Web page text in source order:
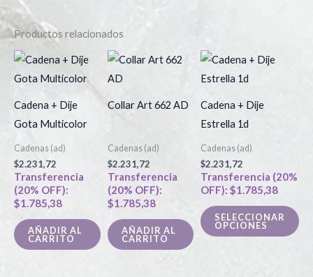
Productos relacionados
Cadena + Dije
Gota Multicolor
Cadenas (ad)
$2.231,72
Transferencia
(20% OFF):
$1.785,38
AÑADIR AL
CARRITO
Collar Art 662 AD
Cadenas (ad)
$2.231,72
Transferencia
(20% OFF):
$1.785,38
AÑADIR AL
CARRITO
Cadena + Dije
Estrella 1d
Cadenas (ad)
$2.231,72
Transferencia (20%
OFF): $1.785,38
SELECCIONAR
OPCIONES